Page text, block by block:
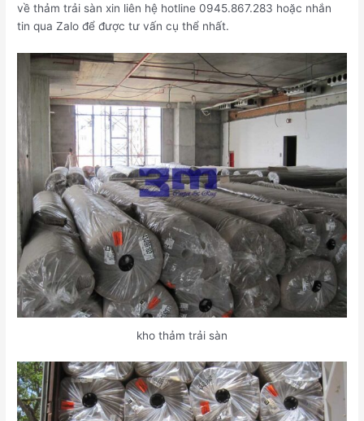
về thảm trải sàn xin liên hệ hotline 0945.867.283 hoặc nhắn
tin qua Zalo để được tư vấn cụ thể nhất.
kho thảm trải sàn